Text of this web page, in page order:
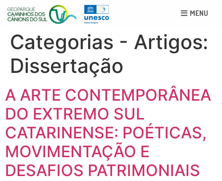
MENU
Categorias - Artigos:
Dissertação
A ARTE CONTEMPORÂNEA
DO EXTREMO SUL
CATARINENSE: POÉTICAS,
MOVIMENTAÇÃO E
DESAFIOS PATRIMONIAIS